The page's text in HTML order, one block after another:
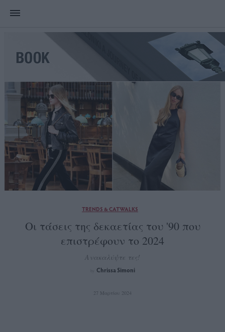
TRENDS & CATWALKS
Οι τάσεις της δεκαετίας του '90 που
επιστρέφουν το 2024
Ανακαλύψτε τες!
Chrissa Simoni
27 Μαρτίου 2024